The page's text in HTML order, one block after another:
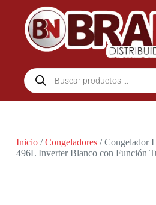
Inicio/Congeladores/ Congelador
496L Inverter Blanco con Función